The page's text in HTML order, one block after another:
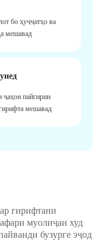
бо ҳуҷҷатҳо ва
мешавад
ҷаҳон пайгирии
мешавад
гирифтани
муолиҷаи худ
бузурге эҷод